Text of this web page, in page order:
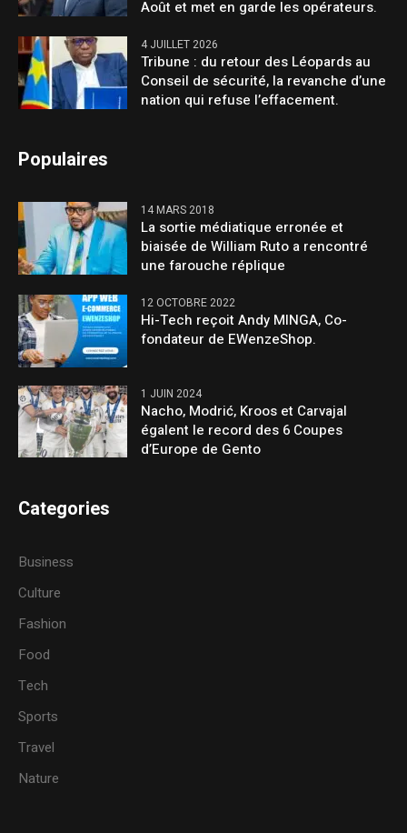
Août et met en garde les opérateurs.
4 JUILLET 2026
Tribune : du retour des Léopards au
Conseil de sécurité, la revanche d’une
nation qui refuse l’effacement.
Populaires
14 MARS 2018
La sortie médiatique erronée et
biaisée de William Ruto a rencontré
une farouche réplique
12 OCTOBRE 2022
Hi-Tech reçoit Andy MINGA, Co-
fondateur de EWenzeShop.
1 JUIN 2024
Nacho, Modrić, Kroos et Carvajal
égalent le record des 6 Coupes
d’Europe de Gento
Categories
Business
Culture
Fashion
Food
Tech
Sports
Travel
Nature